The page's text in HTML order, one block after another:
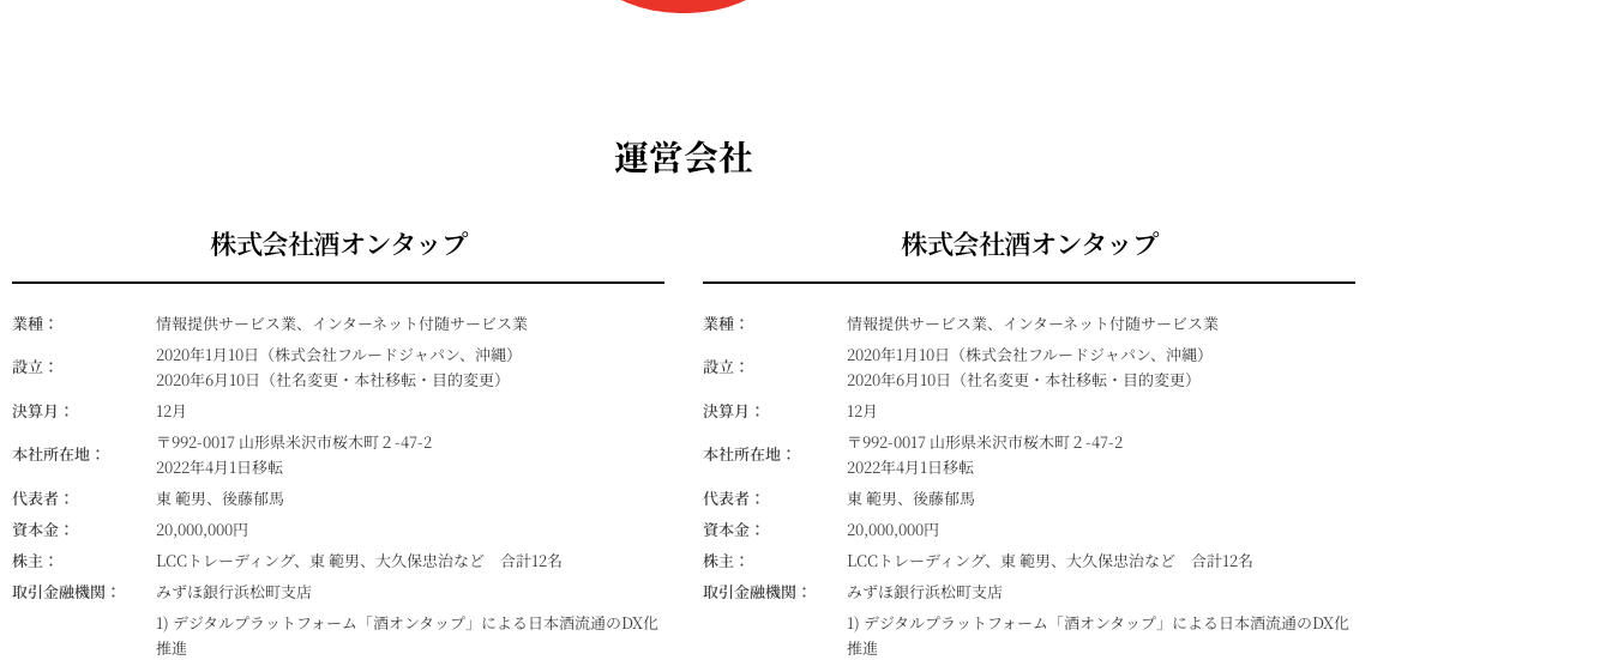
運営会社
株式会社酒オンタップ
業種：
情報提供サービス業、インターネット付随サービス業
設立：
2020年1月10日（株式会社フルードジャパン、沖縄）
2020年6月10日（社名変更・本社移転・目的変更）
決算月：
12月
本社所在地：
〒992-0017 山形県米沢市桜木町２-47-2
2022年4月1日移転
代表者：
東 範男、後藤郁馬
資本金：
20,000,000円
株主：
LCCトレーディング、東 範男、大久保忠治など 合計12名
取引金融機関：
みずほ銀行浜松町支店
1) デジタルプラットフォーム「酒オンタップ」による日本酒流通のDX化
推進
株式会社酒オンタップ
業種：
情報提供サービス業、インターネット付随サービス業
設立：
2020年1月10日（株式会社フルードジャパン、沖縄）
2020年6月10日（社名変更・本社移転・目的変更）
決算月：
12月
本社所在地：
〒992-0017 山形県米沢市桜木町２-47-2
2022年4月1日移転
代表者：
東 範男、後藤郁馬
資本金：
20,000,000円
株主：
LCCトレーディング、東 範男、大久保忠治など 合計12名
取引金融機関：
みずほ銀行浜松町支店
1) デジタルプラットフォーム「酒オンタップ」による日本酒流通のDX化
推進